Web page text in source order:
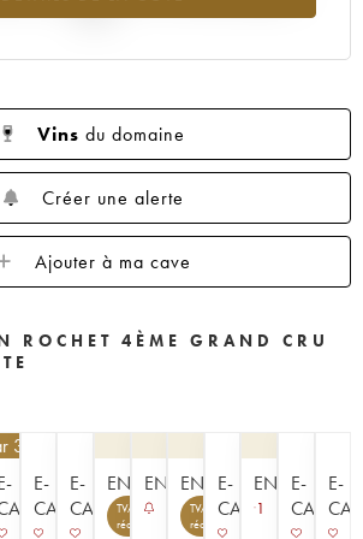
Vins du domaine
Créer une alerte
Ajouter à ma cave
ROCHET 4ÈME GRAND CRU
3 | -10%
E-
CAVISTE
E-
CAVISTE
ENCHÈRE
TVA
récupérable
ENCHÈREENCHÈRE
TVA
récupérable
E-
CAVISTE
ENCHÈRE
1
E-
CAVISTE
E-